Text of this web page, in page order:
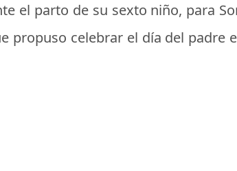
el parto de su sexto niño, para
propuso celebrar el día del padre